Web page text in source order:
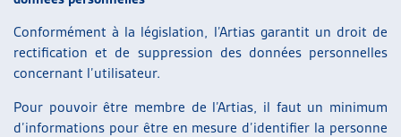
Conformément à la législation, l’Artias garantit un droit de
rectification et de suppression des données personnelles
concernant l’utilisateur.
Pour pouvoir être membre de l’Artias, il faut un minimum
d’informations pour être en mesure d’identifier la personne